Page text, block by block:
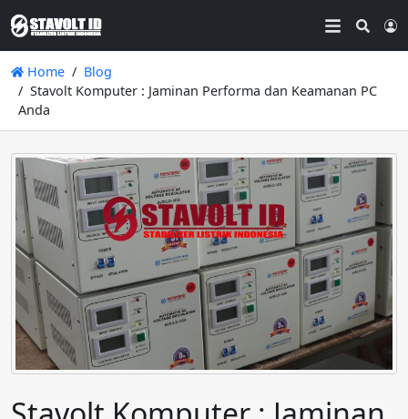
Home
Blog
Stavolt Komputer : Jaminan Performa dan Keamanan PC
Anda